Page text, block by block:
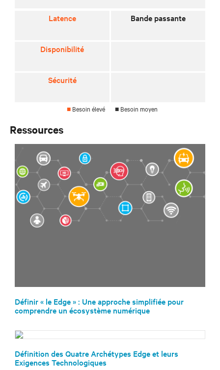
Latence Bande passante
Disponibilité
Sécurité
■ Besoin élevé ■ Besoin moyen
Ressources
Définir « le Edge » : Une approche simplifiée pour
comprendre un écosystème numérique
Définition des Quatre Archétypes Edge et leurs
Exigences Technologiques